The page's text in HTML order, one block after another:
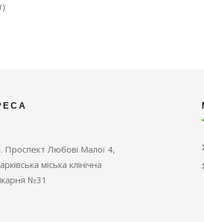
Проспект Любові Малої 4,
міська клінічна
№31